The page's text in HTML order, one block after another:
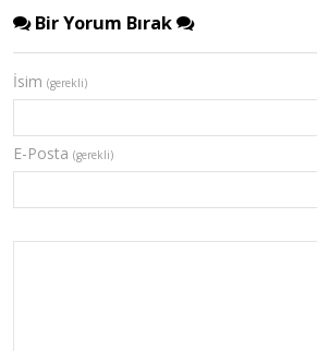
Bir Yorum Bırak
İsim (gerekli)
E-Posta (gerekli)